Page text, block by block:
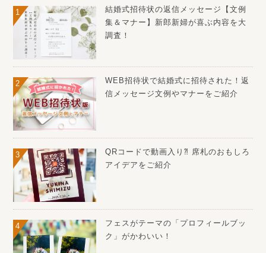
結婚式招待状の返信メッセージ【文例
集＆マナー】新郎新婦が喜ぶ内容を大
調査！
WEB招待状で結婚式に招待された！返
信メッセージ文例やマナーをご紹介
QRコードで動画入り⁈ 席札のおもしろ
アイデアをご紹介
フェスがテーマの「プロフィールブッ
ク」がかわいい！